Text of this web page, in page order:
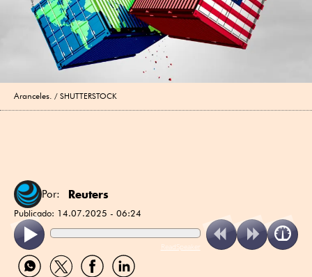
Aranceles. SHUTTERSTOCK
Por: Reuters
Publicado: 14.07.2025 - 06:24
ReadSpeaker
Compartir
por
Compartir
por
Compartir
por
Compartir
por